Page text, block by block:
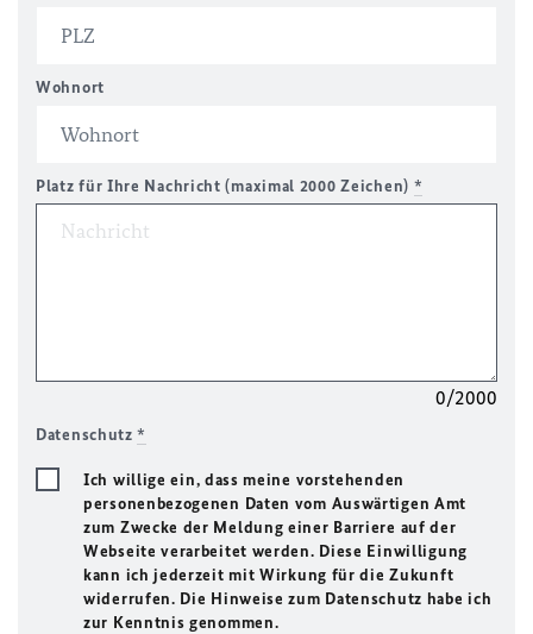
Wohnort
Platz für Ihre Nachricht (maximal 2000 Zeichen) *
0/2000
Datenschutz*
Ich willige ein, dass meine vorstehenden
personenbezogenen Daten vom Auswärtigen Amt
zum Zwecke der Meldung einer Barriere auf der
Webseite verarbeitet werden. Diese Einwilligung
kann ich jederzeit mit Wirkung für die Zukunft
widerrufen. Die Hinweise zum Datenschutz habe ich
zur Kenntnis genommen.